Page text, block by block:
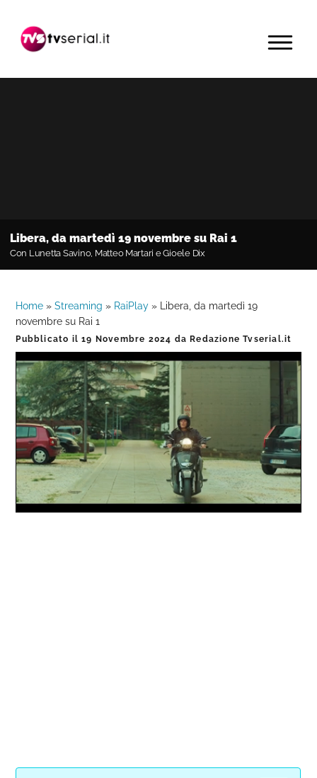
navigazione
contenuto
barra
primaria
MENU
Libera, da martedì 19 novembre su Rai 1
Con Lunetta Savino, Matteo Martari e Gioele Dix
Home »Streaming » RaiPlay »
Libera, da martedì 19
novembre su Rai 1
Pubblicato il19 Novembre 2024 da Redazione Tvserial.it
Loaded:
0%
Progress:
0%